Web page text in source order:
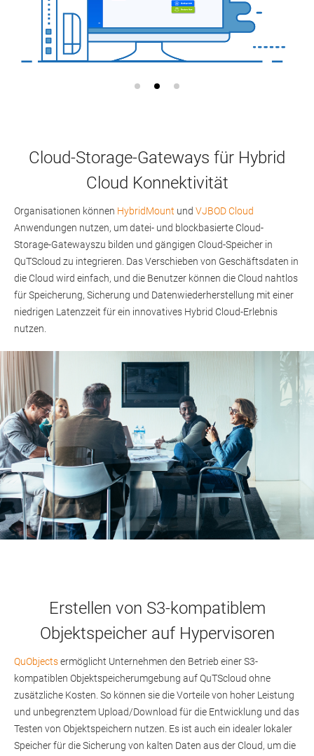
Cloud-Storage-Gateways für Hybrid
Cloud Konnektivität
Organisationen können HybridMount und VJBOD Cloud
Anwendungen nutzen, um datei- und blockbasierte Cloud-
Storage-Gatewayszu bilden und gängigen Cloud-Speicher in
QuTScloud zu integrieren. Das Verschieben von Geschäftsdaten in
die Cloud wird einfach, und die Benutzer können die Cloud nahtlos
für Speicherung, Sicherung und Datenwiederherstellung mit einer
niedrigen Latenzzeit für ein innovatives Hybrid Cloud-Erlebnis
nutzen.
Erstellen von S3-kompatiblem
Objektspeicher auf Hypervisoren
QuObjectsermöglicht Unternehmen den Betrieb einer S3-
kompatiblen Objektspeicherumgebung auf QuTScloud ohne
zusätzliche Kosten. So können sie die Vorteile von hoher Leistung
und unbegrenztem Upload/Download für die Entwicklung und das
Testen von Objektspeichern nutzen. Es ist auch ein idealer lokaler
Speicher für die Sicherung von kalten Daten aus der Cloud, um die